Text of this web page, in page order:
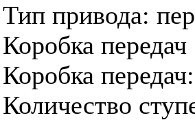
Тип привода:
Коробка передач
Коробка
Количество